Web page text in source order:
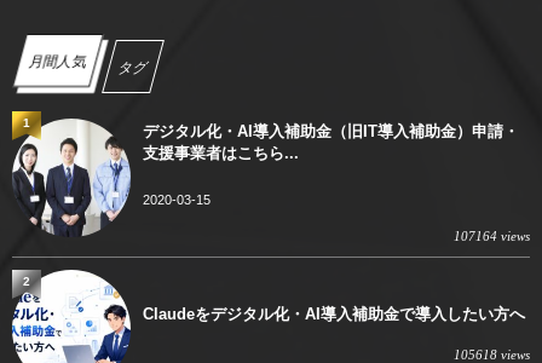
月間人気 タグ
デジタル化・AI導入補助金（旧IT導入補助金）申請・
支援事業者はこちら...
2020-03-15
107164 views
1
Claudeをデジタル化・AI導入補助金で導入したい方へ
105618 views
2